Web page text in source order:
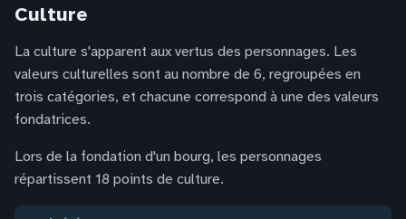
Culture
La culture s'apparent aux vertus des personnages. Les
valeurs culturelles sont au nombre de 6, regroupées en
trois catégories, et chacune correspond à une des valeurs
fondatrices.
Lors de la fondation d'un bourg, les personnages
répartissent 18 points de culture.